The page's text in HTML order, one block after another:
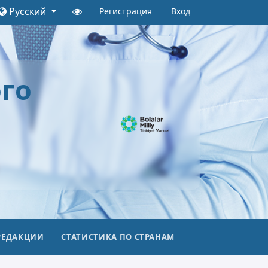
Русский Регистрация Вход
СТАТИСТИКА ПО СТРАНАМ